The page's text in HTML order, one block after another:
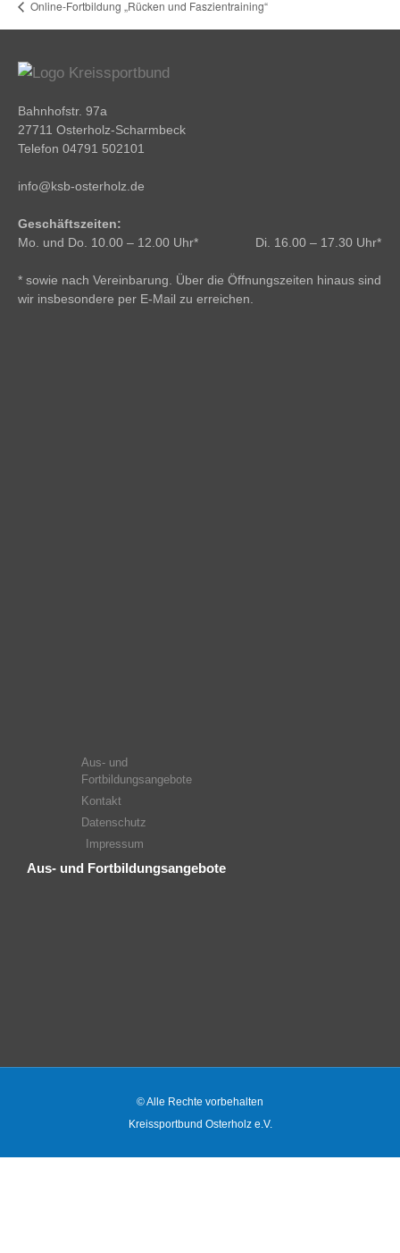
Online-Fortbildung „Rücken und Faszientraining“
Bahnhofstr. 97a
27711 Osterholz-Scharmbeck
Telefon 04791 502101
info@ksb-osterholz.de
Geschäftszeiten:
Mo. und Do. 10.00 – 12.00 Uhr* Di. 16.00 – 17.30 Uhr*
* sowie nach Vereinbarung. Über die Öffnungszeiten hinaus sind
wir insbesondere per E-Mail zu erreichen.
Aus- und
Fortbildungsangebote
Kontakt
Datenschutz
Impressum
Aus- und Fortbildungsangebote
© Alle Rechte vorbehalten
Kreissportbund Osterholz e.V.